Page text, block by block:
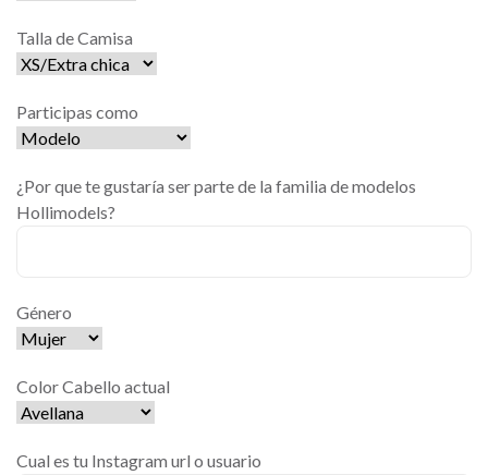
Talla de Camisa
Participas como
¿Por que te gustaría ser parte de la familia de modelos
Hollimodels?
Género
Color Cabello actual
Cual es tu Instagram url o usuario